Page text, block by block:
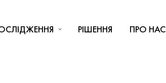
РІШЕННЯ ПРО НАС